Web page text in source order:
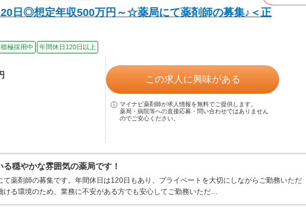
日◎想定年収500万円～☆薬局にて薬剤師の募集♪＜正
積極採用中 年間休日120日以上
この求人に興味がある
マイナビ薬剤師が求人情報を無料でご提供します。
薬局・病院等への直接応募・問い合わせではありません
のでご安心ください。
穏やかな雰囲気の薬局です！
て薬剤師の募集です。年間休日は120日もあり、プライベートを大切にしながらご勤務いただ
ける環境のため、業務に不安がある方でも安心してご勤務いただ…